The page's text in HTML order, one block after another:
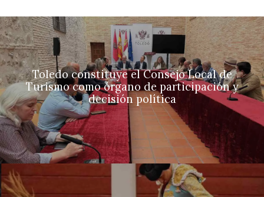
Toledo constituye el Consejo Local de
Turismo como órgano de participación y
decisión política